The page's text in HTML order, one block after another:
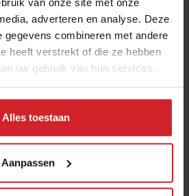
adverteren en analyse. Deze
gegevens combineren met andere
heeft verstrekt of die ze hebben
uw gebruik van hun services.
Alles toestaan
Aanpassen
Karel 5 in Utrecht over de toekomst
en dierlijke ingrediënten